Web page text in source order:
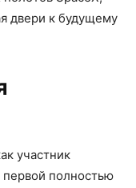
двери к будущему
участник
полностью